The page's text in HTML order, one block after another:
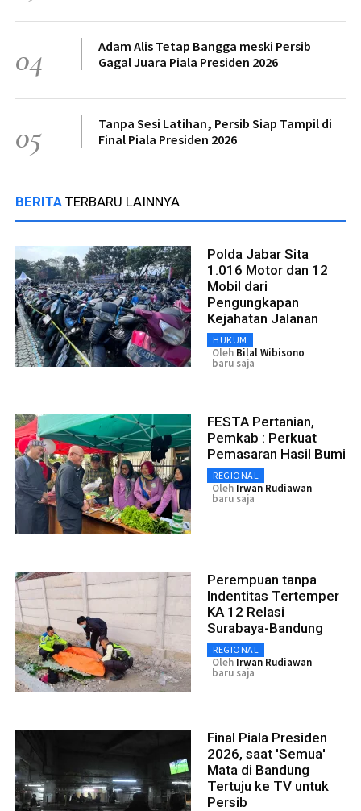
04
Adam Alis Tetap Bangga meski Persib
Gagal Juara Piala Presiden 2026
05
Tanpa Sesi Latihan, Persib Siap Tampil di
Final Piala Presiden 2026
BERITA TERBARU LAINNYA
Polda Jabar Sita
1.016 Motor dan 12
Mobil dari
Pengungkapan
Kejahatan Jalanan
HUKUM
Oleh Bilal Wibisono
baru saja
FESTA Pertanian,
Pemkab : Perkuat
Pemasaran Hasil Bumi
REGIONAL
Oleh Irwan Rudiawan
baru saja
Perempuan tanpa
Indentitas Tertemper
KA 12 Relasi
Surabaya-Bandung
REGIONAL
Oleh Irwan Rudiawan
baru saja
Final Piala Presiden
2026, saat 'Semua'
Mata di Bandung
Tertuju ke TV untuk
Persib